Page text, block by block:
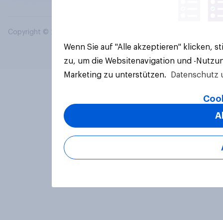
Copyright © 2026 YouGov PLC. Alle Rechte vorbehalten.
Wenn Sie auf "Alle akzeptieren" klicken,
zu, um die Websitenavigation und -
Marketing zu unterstützen.
Datenschutz